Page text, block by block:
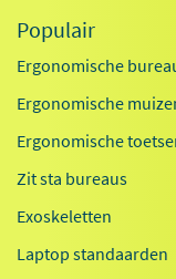
Populair
Ergonomische
Ergonomische
Ergonomische
Zit sta bureaus
Exoskeletten
Laptop standaarden